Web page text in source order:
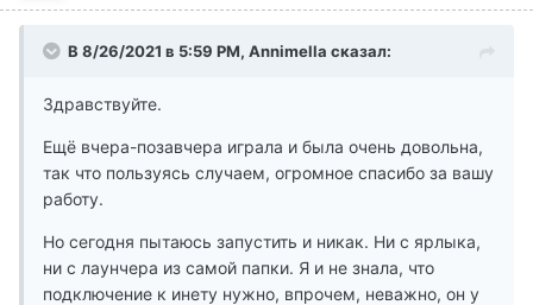
В 8/26/2021 в 5:59 PM, Annimella сказал:
Здравствуйте.
Ещё вчера-позавчера играла и была очень довольна,
так что пользуясь случаем, огромное спасибо за вашу
работу.
Но сегодня пытаюсь запустить и никак. Ни с ярлыка,
ни с лаунчера из самой папки. Я и не знала, что
подключение к инету нужно, впрочем, неважно, он у